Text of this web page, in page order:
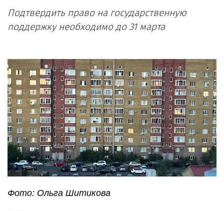
Подтвердить право на государственную
поддержку необходимо до 31 марта
Фото: Ольга Шитикова